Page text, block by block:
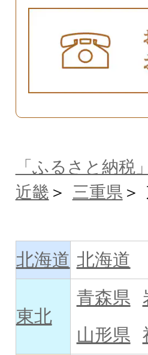
「ふるさと納税
近畿
三重県
北海道 北海道
東北
青森県
山形県